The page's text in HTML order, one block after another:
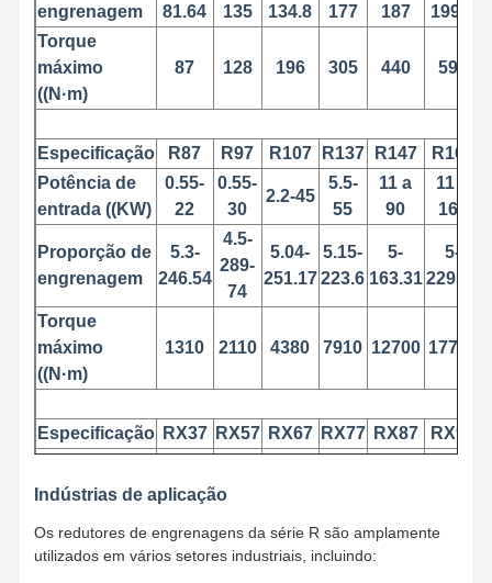
Casa
Somos
Fábrica
Controle De
Qualidade
Fale
Notícias
Todos Os
Casos
Converse
Rodas de guindastes
Carro de Extremidade
engrenagem
81.64
135
134.8
177
187
199.8
Torque
máximo
((N·m)
87 128 196 305 440 595
Especificação R87 R97 R107 R137 R147
R167
Potência de
entrada ((KW)
0.55-
22
0.55-
30
2.2-45
5.5-
55
11 a
90
11 a
160
Proporção de
engrenagem
5.3-
246.54
4.5-
289-
74
5.04-
251.17
5.15-
223.6
5-
163.31
5-
229.71
Torque
máximo
((N·m)
1310 2110 4380 7910 12700 17700
Especificação RX37 RX57 RX67 RX77 RX87 RX97
entrada ((KW)
1.1
5.5
4.43
6.45
Indústrias de aplicação
Os redutores de engrenagens da série R são amplamente
utilizados em vários setores industriais, incluindo: